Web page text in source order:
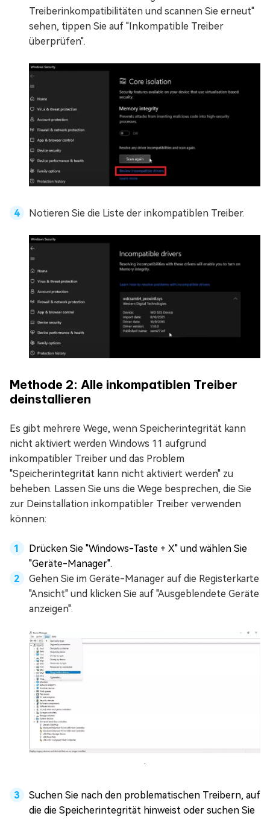
Treiberinkompatibilitäten und scannen Sie erneut"
sehen, tippen Sie auf "Inkompatible Treiber
überprüfen".
Notieren Sie die Liste der inkompatiblen Treiber.
Methode 2: Alle inkompatiblen Treiber
deinstallieren
Es gibt mehrere Wege, wenn Speicherintegrität kann
nicht aktiviert werden Windows 11 aufgrund
inkompatibler Treiber und das Problem
"Speicherintegrität kann nicht aktiviert werden" zu
beheben. Lassen Sie uns die Wege besprechen, die Sie
zur Deinstallation inkompatibler Treiber verwenden
können:
Drücken Sie "Windows-Taste + X" und wählen Sie
"Geräte-Manager".
Gehen Sie im Geräte-Manager auf die Registerkarte
"Ansicht" und klicken Sie auf "Ausgeblendete Geräte
anzeigen".
.
Suchen Sie nach den problematischen Treibern, auf
die die Speicherintegrität hinweist oder suchen Sie